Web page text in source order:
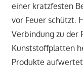
einer kratzfesten
vor Feuer schützt.
Verbindung zu der
Kunststoffplatten
Produkte aufwertet.